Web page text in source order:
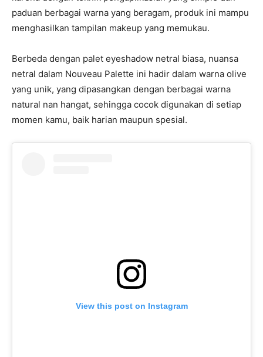
paduan berbagai warna yang beragam, produk ini mampu
menghasilkan tampilan makeup yang memukau.
Berbeda dengan palet eyeshadow netral biasa, nuansa
netral dalam Nouveau Palette ini hadir dalam warna olive
yang unik, yang dipasangkan dengan berbagai warna
natural nan hangat, sehingga cocok digunakan di setiap
momen kamu, baik harian maupun spesial.
View this post on Instagram